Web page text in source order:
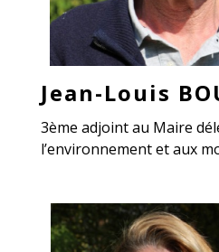
Jean-Louis
3ème adjoint au Maire
l’environnement et aux